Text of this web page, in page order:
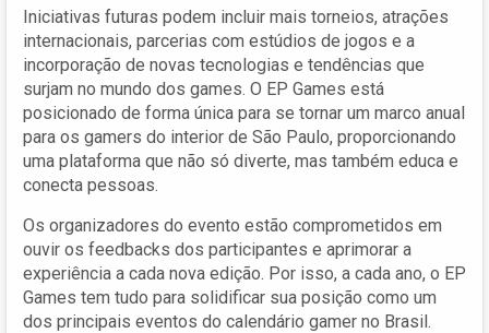
Iniciativas futuras podem incluir mais torneios, atrações
internacionais, parcerias com estúdios de jogos e a
incorporação de novas tecnologias e tendências que
surjam no mundo dos games. O EP Games está
posicionado de forma única para se tornar um marco anual
para os gamers do interior de São Paulo, proporcionando
uma plataforma que não só diverte, mas também educa e
conecta pessoas.
Os organizadores do evento estão comprometidos em
ouvir os feedbacks dos participantes e aprimorar a
experiência a cada nova edição. Por isso, a cada ano, o EP
Games tem tudo para solidificar sua posição como um
dos principais eventos do calendário gamer no Brasil.